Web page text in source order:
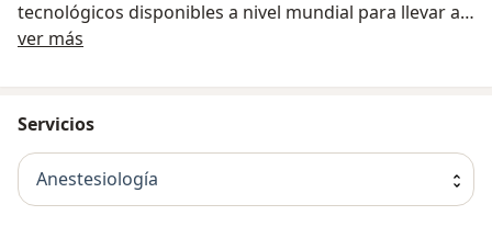
tecnológicos disponibles a nivel mundial para llevar a
cabo técnicas modernas y altamente efectivas para el
El dolor crónico se puede aliviar
Nuestro interés es mejorar la calidad de vida del
paciente y su círculo cuidador mediant un tratamiento
ver más
Servicios
Anestesiología